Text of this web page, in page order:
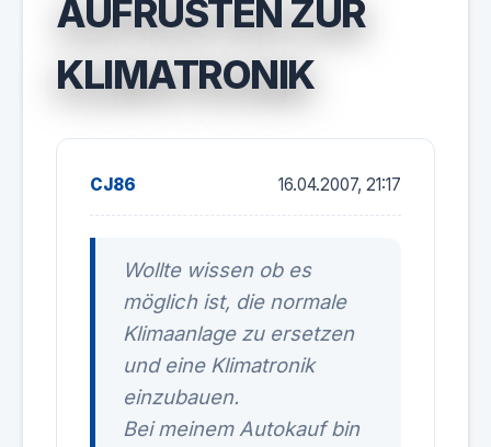
AUFRÜSTEN ZUR
KLIMATRONIK
CJ86 16.04.2007, 21:17
Wollte wissen ob es
möglich ist, die normale
Klimaanlage zu ersetzen
und eine Klimatronik
einzubauen.
Bei meinem Autokauf bin